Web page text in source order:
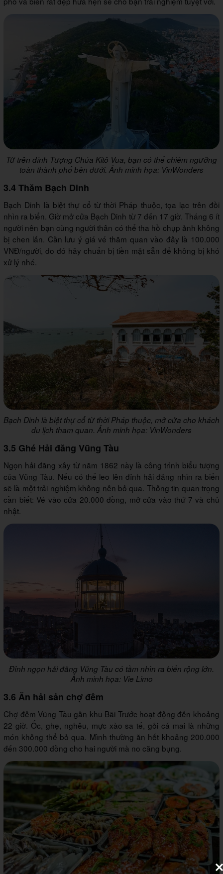
Từ trên đỉnh Tượng Chúa Kitô Vua, bạn có thể chiêm ngưỡng
toàn thành phố bên dưới. Ảnh minh họa: VinWonders
3.4 Thăm Bạch Dinh
Bạch Dinh là biệt thự cổ từ thời Pháp thuộc, tọa lạc trên đồi
nhìn ra biển. Giờ mở cửa Bạch Dinh từ 7 đến 17 giờ. Tháng 6 ít
người nên bạn cùng người thân có thể tha hồ chụp ảnh không
bị chen lấn. Cần lưu ý giá vé thăm quan vào đây là 100.000
VNĐ/người, do đó hãy chuẩn bị tiền mặt sẵn để không bị khó
xử lý nhé.
Bạch Dinh là biệt thự cổ từ thời Pháp thuộc, mở cửa cho khách
du lịch tham quan. Ảnh minh họa: VinWonders
3.5 Ghé Hải đăng Vũng Tàu
Ngọn hải đăng xây từ năm 1862 này là công trình biểu tượng
của Vũng Tàu. Nếu có thể leo lên đỉnh hải đăng nhìn ra biển
sẽ là một trải nghiệm không nên bỏ qua. Thông tin quan trọng
cần biết: Vé vào cửa 20.000 đồng, mở cửa vào thứ 7 và chủ
nhật.
Đỉnh ngọn hải đăng Vũng Tàu có tầm nhìn ra biển rộng lớn.
Ảnh minh họa: Vie Limo
3.6 Ăn hải sản chợ đêm
Chợ đêm Vũng Tàu gần khu Bãi Trước hoạt động đến khoảng
22 giờ. Ốc, ghẹ, nghêu, mực xào sa tế, gỏi cá mai là những
món không thể bỏ qua. Mình thường ăn hết khoảng 200.000
đến 300.000 đồng cho hai người mà no căng bụng.